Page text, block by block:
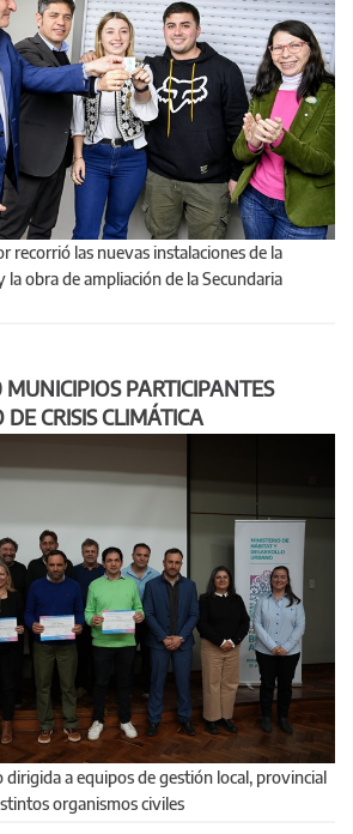
la obra de ampliación de la Secundaria
PARTICIPANTES
DE CRISIS CLIMÁTICA
organismos civiles